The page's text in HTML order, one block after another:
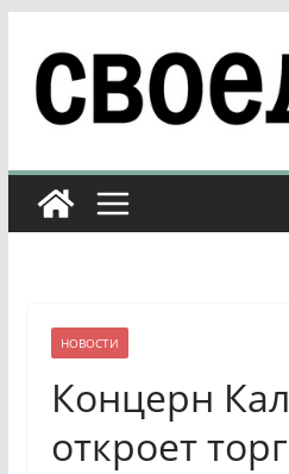
содержимому
НОВОСТИ
Концерн
откроет